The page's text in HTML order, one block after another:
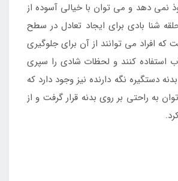
نمی دهد و می توان با خیالی آسوده از
شنا بادی برای ایجاد تعادل در سطح
افراد می توانند از آن برای جلوگیری
استفاده کنند و لحظات شادی را سپری
دستگیره نگه دارنده نیز وجود دارد که
به راحتی بر روی بدنه قرار گرفت و از